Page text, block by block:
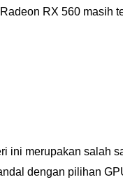
RX 560 masih
ini merupakan salah
dengan pilihan